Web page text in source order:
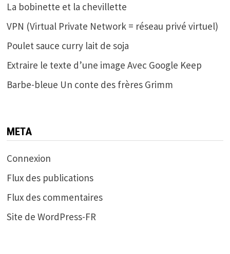
La bobinette et la chevillette
VPN (Virtual Private Network = réseau privé virtuel)
Poulet sauce curry lait de soja
Extraire le texte d’une image Avec Google Keep
Barbe-bleue Un conte des frères Grimm
META
Connexion
Flux des publications
Flux des commentaires
Site de WordPress-FR